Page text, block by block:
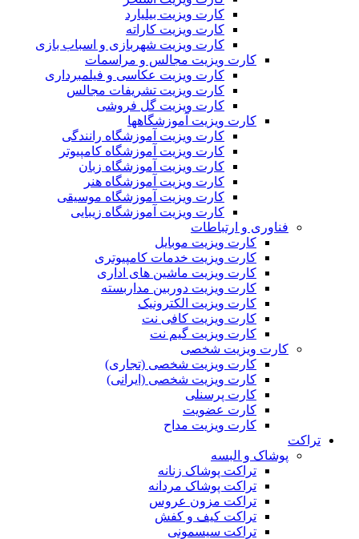
کارت ویزیت بیلیارد
کارت ویزیت کاراته
کارت ویزیت شهربازی و اسباب بازی
کارت ویزیت مجالس و مراسمات
کارت ویزیت عکاسی و فیلمبرداری
کارت ویزیت تشریفات مجالس
کارت ویزیت گل فروشی
کارت ویزیت آموزشگاهها
کارت ویزیت آموزشگاه رانندگی
کارت ویزیت آموزشگاه کامپیوتر
کارت ویزیت آموزشگاه زبان
کارت ویزیت آموزشگاه هنر
کارت ویزیت آموزشگاه موسیقی
کارت ویزیت آموزشگاه زیبایی
فناوری و ارتباطات
کارت ویزیت موبایل
کارت ویزیت خدمات کامپیوتری
کارت ویزیت ماشین های اداری
کارت ویزیت دوربین مداربسته
کارت ویزیت الکترونیک
کارت ویزیت کافی نت
کارت ویزیت گیم نت
کارت ویزیت شخصی
کارت ویزیت شخصی (تجاری)
کارت ویزیت شخصی (ایرانی)
کارت پرسنلی
کارت عضویت
کارت ویزیت مداح
تراکت
پوشاک و البسه
تراکت پوشاک زنانه
تراکت پوشاک مردانه
تراکت مزون عروس
تراکت کیف و کفش
تراکت سیسمونی